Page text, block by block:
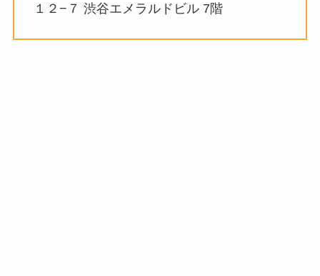
１２−７ 渋谷エメラルドビル 7階